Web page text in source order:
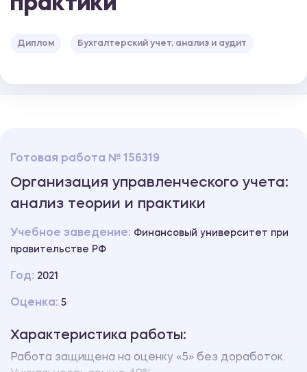
Диплом Бухгалтерский учет, анализ и аудит
Готовая работа № 156319
Организация управленческого учета:
анализ теории и практики
Учебное заведение: Финансовый университет при
правительстве РФ
Год: 2021
Оценка: 5
Характеристика работы:
Работа защищена на оценку «5» без доработок.